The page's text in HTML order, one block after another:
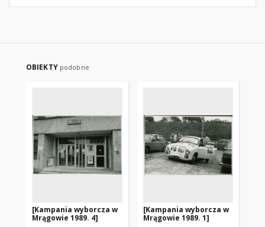
OBIEKTY podobne
[Kampania wyborcza w
Mrągowie 1989. 4]
[Kampania wyborcza w
Mrągowie 1989. 1]